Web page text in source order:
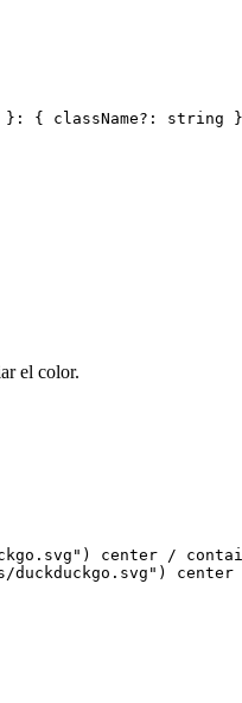
}: { className?: string
el color.
center /
duckduckgo.svg") center